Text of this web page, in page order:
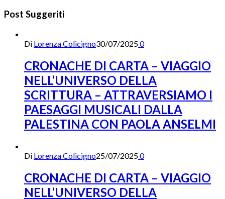
Post Suggeriti
Di Lorenza Colicigno30/07/20250
CRONACHE DI CARTA – VIAGGIO
NELL’UNIVERSO DELLA
SCRITTURA – ATTRAVERSIAMO I
PAESAGGI MUSICALI DALLA
PALESTINA CON PAOLA ANSELMI
Di Lorenza Colicigno25/07/20250
CRONACHE DI CARTA – VIAGGIO
NELL’UNIVERSO DELLA